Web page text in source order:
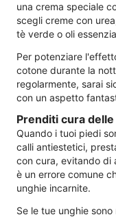
una crema speciale
scegli creme con
tè verde o oli
Per potenziare
cotone durante la
regolarmente, sarai
con un aspetto
Prenditi cura
Quando i tuoi piedi
calli antiestetici,
con cura, evitando di
è un errore comune
unghie incarnite.
Se le tue unghie